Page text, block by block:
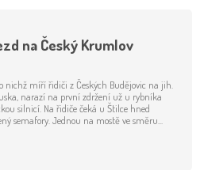
na Český Krumlov
nichž míří řidiči z Českých Budějovic na jih.
narazí na první zdržení už u rybníka
silnicí. Na řidiče čeká u Štilce hned
semafory. Jednou na mostě ve směru...